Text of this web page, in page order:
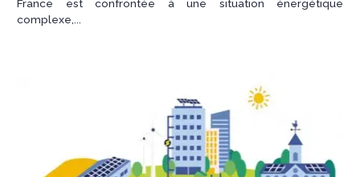
France est confrontée à une situation énergétique
complexe,...